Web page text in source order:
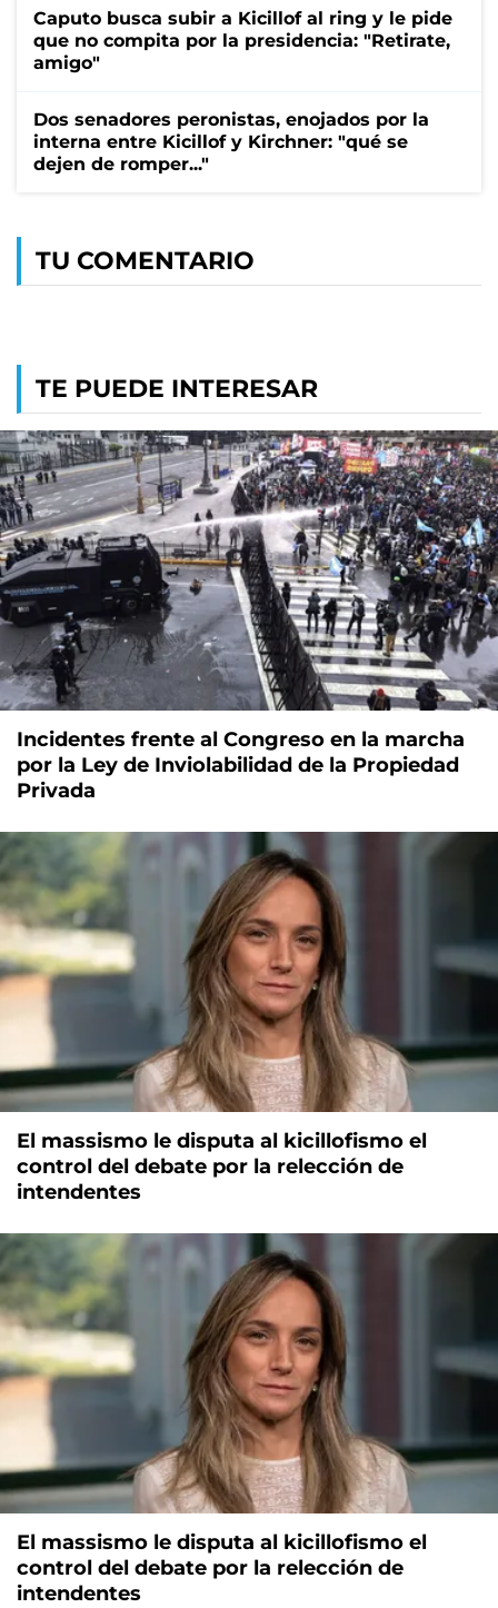
Caputo busca subir a Kicillof al ring y le pide
que no compita por la presidencia: "Retirate,
amigo"
Dos senadores peronistas, enojados por la
interna entre Kicillof y Kirchner: "qué se
dejen de romper..."
TU COMENTARIO
TE PUEDE INTERESAR
Incidentes frente al Congreso en la marcha
por la Ley de Inviolabilidad de la Propiedad
Privada
El massismo le disputa al kicillofismo el
control del debate por la relección de
intendentes
El massismo le disputa al kicillofismo el
control del debate por la relección de
intendentes